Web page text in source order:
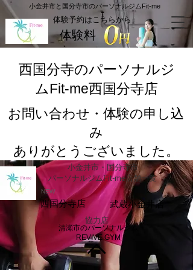
​体験予約はこちらから
体験料
​小金井市と国分寺市のパーソナルジムFit-me
​西国分寺のパーソナルジ
ムFit-me西国分寺店
お問い合わせ・体験の申し込
み
​ありがとうございました。
小金井市・国分寺市
​パーソナルジムFit-me店舗一覧
武蔵小金井店
NEW
西国分寺店
​協力店
清瀬市のパーソナルジム
REVIVE GYM